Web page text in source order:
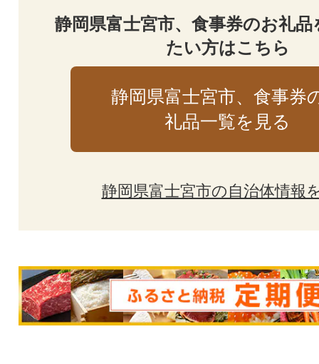
静岡県富士宮市、食事券のお礼
たい方はこちら
静岡県富士宮市、食事券
礼品一覧を見る
静岡県富士宮市の自治体情報